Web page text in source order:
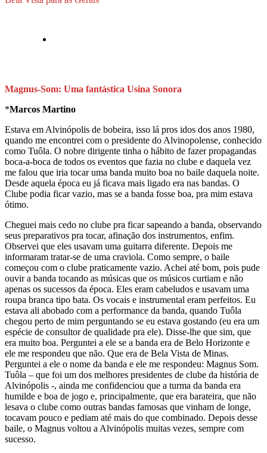
Magnus-Som: Uma fantástica Usina Sonora
*Marcos Martino
Estava em Alvinópolis de bobeira, isso lá pros idos dos anos 1980,
quando me encontrei com o presidente do Alvinopolense, conhecido
como Tuôla. O nobre dirigente tinha o hábito de fazer propagandas
boca-a-boca de todos os eventos que fazia no clube e daquela vez
me falou que iria tocar uma banda muito boa no baile daquela noite.
Desde aquela época eu já ficava mais ligado era nas bandas. O
Clube podia ficar vazio, mas se a banda fosse boa, pra mim estava
ótimo.
Cheguei mais cedo no clube pra ficar sapeando a banda, observando
seus preparativos pra tocar, afinação dos instrumentos, enfim.
Observei que eles usavam uma guitarra diferente. Depois me
informaram tratar-se de uma craviola. Como sempre, o baile
começou com o clube praticamente vazio. Achei até bom, pois pude
ouvir a banda tocando as músicas que os músicos curtiam e não
apenas os sucessos da época. Eles eram cabeludos e usavam uma
roupa branca tipo bata. Os vocais e instrumental eram perfeitos. Eu
estava ali abobado com a performance da banda, quando Tuôla
chegou perto de mim perguntando se eu estava gostando (eu era um
espécie de consultor de qualidade pra ele). Disse-lhe que sim, que
era muito boa. Perguntei a ele se a banda era de Belo Horizonte e
ele me respondeu que não. Que era de Bela Vista de Minas.
Perguntei a ele o nome da banda e ele me respondeu: Magnus Som.
Tuôla – que foi um dos melhores presidentes de clube da história de
Alvinópolis -, ainda me confidenciou que a turma da banda era
humilde e boa de jogo e, principalmente, que era barateira, que não
lesava o clube como outras bandas famosas que vinham de longe,
tocavam pouco e pediam até mais do que combinado. Depois desse
baile, o Magnus voltou a Alvinópolis muitas vezes, sempre com
sucesso.